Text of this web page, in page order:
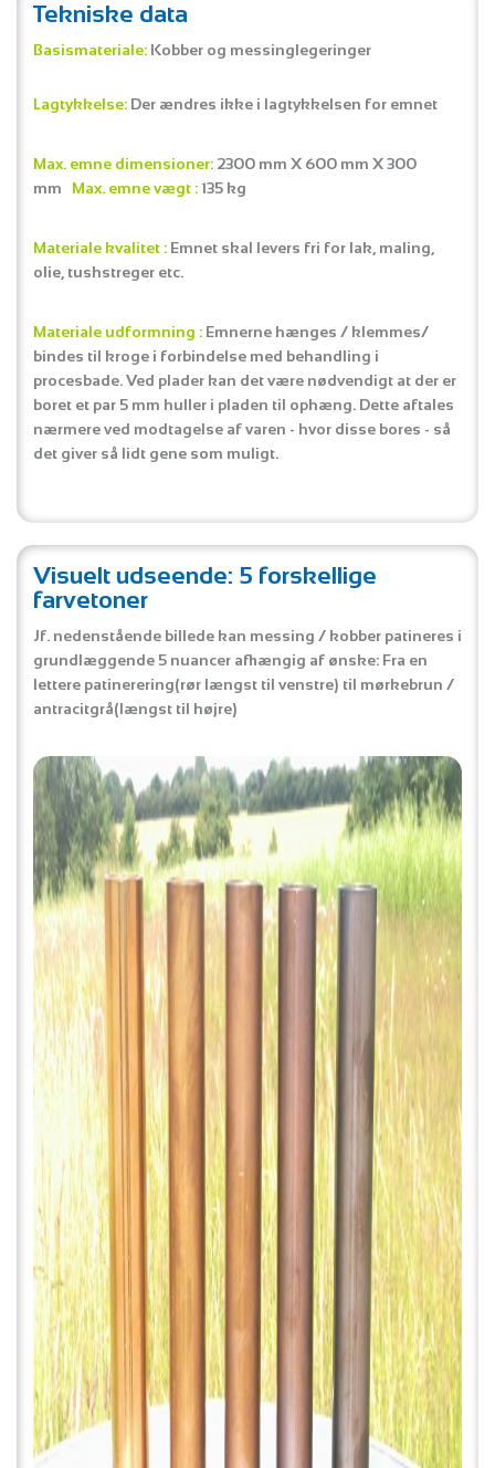
Tekniske data
Basismateriale: Kobber og messinglegeringer
Lagtykkelse: Der ændres ikke i lagtykkelsen for emnet
Max. emne dimensioner: 2300 mm X 600 mm X 300
mm Max. emne vægt : 135 kg
Materiale kvalitet : Emnet skal levers fri for lak, maling,
olie, tushstreger etc.
Materiale udformning : Emnerne hænges / klemmes/
bindes til kroge i forbindelse med behandling i
procesbade. Ved plader kan det være nødvendigt at der er
boret et par 5 mm huller i pladen til ophæng. Dette aftales
nærmere ved modtagelse af varen - hvor disse bores - så
det giver så lidt gene som muligt.
Visuelt udseende: 5 forskellige
farvetoner
Jf. nedenstående billede kan messing / kobber patineres i
grundlæggende 5 nuancer afhængig af ønske: Fra en
lettere patinerering(rør længst til venstre) til mørkebrun /
antracitgrå(længst til højre)